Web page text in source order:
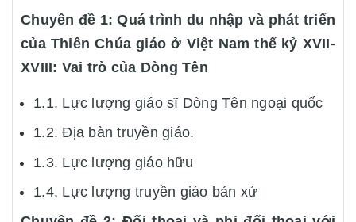
Chuyên đề 1: Quá trình du nhập và phát triển
của Thiên Chúa giáo ở Việt Nam thế kỷ XVII-
XVIII: Vai trò của Dòng Tên
1.1. Lực lượng giáo sĩ Dòng Tên ngoại quốc
1.2. Địa bàn truyền giáo.
1.3. Lực lượng giáo hữu
1.4. Lực lượng truyền giáo bản xứ